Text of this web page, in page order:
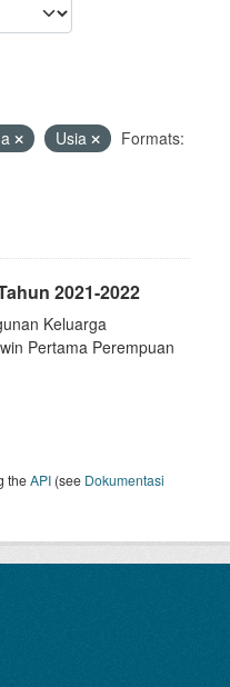
Usia
Formats:
2021-2022
Keluarga
Pertama Perempuan
theAPI (see Dokumentasi